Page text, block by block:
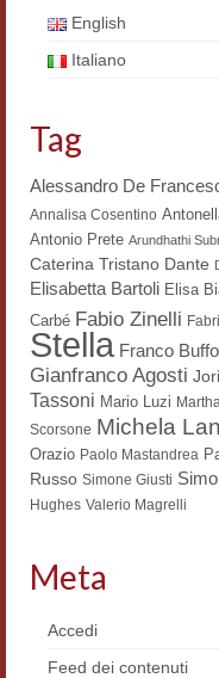
LEAD
Didattica
Summer
ERASMUS/
Storia e
Pubblicazioni
Koreanische
Scrittori latini
Atti di
English
Italiano
Tag
Alessandro De
Annalisa Cosentino
Antonio Prete Arundhathi
Caterina Tristano Dante
Elisabetta Bartoli Elisa
Carbé Fabio Zinelli
Stella Franco
Gianfranco Agosti
Tassoni Mario Luzi
Scorsone Michela
Orazio Paolo Mastandrea
Russo Simone Giusti
Hughes Valerio Magrelli
Meta
Accedi
Feed dei contenuti